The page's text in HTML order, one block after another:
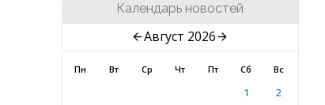
Календарь новостей
Август 2026
Пн Вт Ср Чт Пт Сб Вс
1
2